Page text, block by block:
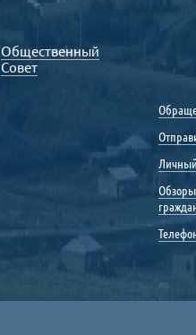
Общественный
Совет